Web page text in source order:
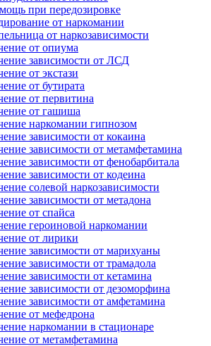
при передозировке
от наркомании
от наркозависимости
от опиума
зависимости от ЛСД
от экстази
от бутирата
от первитина
от гашиша
наркомании гипнозом
зависимости от кокаина
зависимости от метамфетамина
зависимости от фенобарбитала
зависимости от кодеина
солевой наркозависимости
зависимости от метадона
от спайса
героиновой наркомании
от лирики
зависимости от марихуаны
зависимости от трамадола
зависимости от кетамина
зависимости от дезоморфина
зависимости от амфетамина
от мефедрона
наркомании в стационаре
от метамфетамина